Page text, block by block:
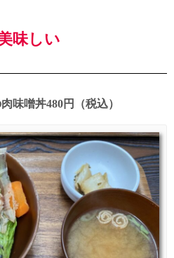
味しい
味噌丼480円（税込）